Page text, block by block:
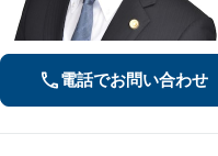
電話でお問い合わせ